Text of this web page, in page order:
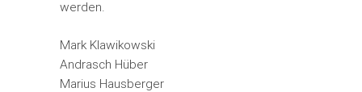
werden.
Mark Klawikowski
Andrasch Hüber
Marius Hausberger